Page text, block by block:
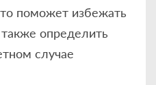
поможет избежать
определить
случае